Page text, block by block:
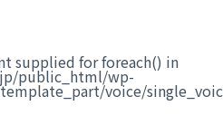
supplied for foreach() in
public_html/wp-
voice/